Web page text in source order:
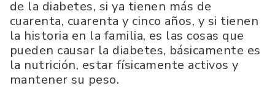
de la diabetes, si ya tienen más de
cuarenta, cuarenta y cinco años, y si tienen
la historia en la familia, es las cosas que
pueden causar la diabetes, básicamente es
la nutrición, estar físicamente activos y
mantener su peso.